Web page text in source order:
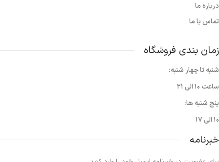
درباره ما
تماس با ما
زمان بندی فروشگاه
شنبه تا چهار شنبه:
ساعت ۱۰ الی ۲۱
پنج شنبه ها:
۱۰ الی ۱۷
خبرنامه